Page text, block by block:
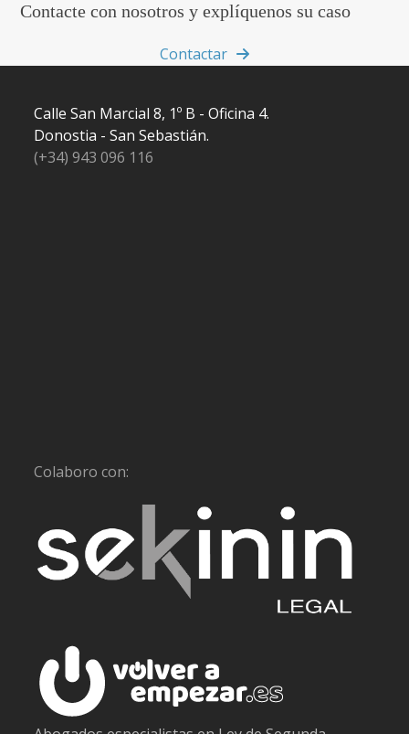
Contacte con nosotros y explíquenos su caso
Contactar
Calle San Marcial 8, 1º B - Oficina 4.
Donostia - San Sebastián.
(+34) 943 096 116
Colaboro con: